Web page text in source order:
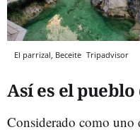
El parrizal, Beceite Tripadvisor
Así es el pueblo
Considerado como uno